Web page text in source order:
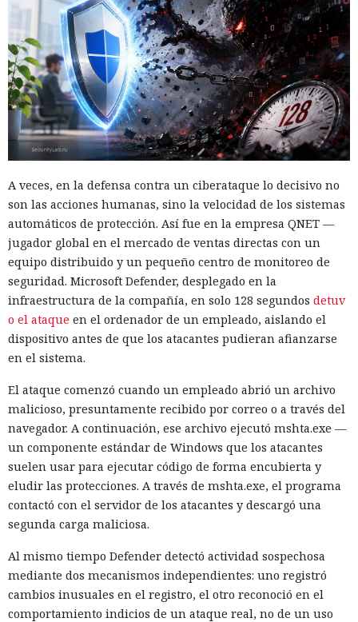
A veces la única manera de valorar de verdad la magnitud
de la amenaza es infiltrarse en el territorio del adversario;
eso fue lo que hizo el investigador griego Vangelis Stikas,
que durante casi dos años estudió desde dentro los
servidores de hackers norcoreanos. En ese tiempo averiguó
que las víctimas del grupo fueron 1640 empresas de 57
países, y alrededor de 700–800 de ellas resultaron
especialmente afectadas: los atacantes obtenían acceso root
a servidores, cuentas en la nube de AWS y monederos de
criptomonedas.
zgoen la conferencia Black Hat en Las Vegas. Según dijo,
accedió a varios servidores de comando de los hackers, y en
algunos casos los propios atacantes infectaban sus
ordenadores con malware —esto dio al investigador acceso a
sus estaciones de trabajo y a la correspondencia en Slack y
Discord. En total, Stikas analizó alrededor de 5 terabytes de
datos.
El principal método de infiltración seguía siendo el
esquema de ofertas de trabajo falsas: atraían a los
desarrolladores con salarios altos y les pedían, como tarea
de prueba, descargar un programa que instalaba
sigilosamente código malicioso en el equipo. Esta táctica,
A veces, en la defensa contra un ciberataque lo decisivo no
son las acciones humanas, sino la velocidad de los sistemas
automáticos de protección. Así fue en la empresa QNET —
jugador global en el mercado de ventas directas con un
equipo distribuido y un pequeño centro de monitoreo de
seguridad. Microsoft Defender, desplegado en la
infraestructura de la compañía, en solo 128 segundos detuv
o el ataque en el ordenador de un empleado, aislando el
dispositivo antes de que los atacantes pudieran afianzarse
en el sistema.
El ataque comenzó cuando un empleado abrió un archivo
malicioso, presuntamente recibido por correo o a través del
navegador. A continuación, ese archivo ejecutó mshta.exe —
un componente estándar de Windows que los atacantes
suelen usar para ejecutar código de forma encubierta y
eludir las protecciones. A través de mshta.exe, el programa
contactó con el servidor de los atacantes y descargó una
segunda carga maliciosa.
Al mismo tiempo Defender detectó actividad sospechosa
mediante dos mecanismos independientes: uno registró
cambios inusuales en el registro, el otro reconoció en el
comportamiento indicios de un ataque real, no de un uso